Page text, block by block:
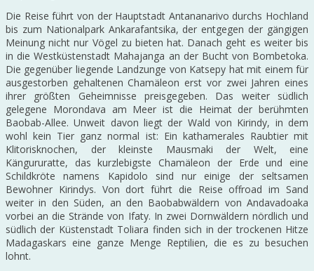
Die Reise führt von der Hauptstadt Antananarivo durchs Hochland
bis zum Nationalpark Ankarafantsika, der entgegen der gängigen
Meinung nicht nur Vögel zu bieten hat. Danach geht es weiter bis
in die Westküstenstadt Mahajanga an der Bucht von Bombetoka.
Die gegenüber liegende Landzunge von Katsepy hat mit einem für
ausgestorben gehaltenen Chamäleon erst vor zwei Jahren eines
ihrer größten Geheimnisse preisgegeben. Das weiter südlich
gelegene Morondava am Meer ist die Heimat der berühmten
Baobab-Allee. Unweit davon liegt der Wald von Kirindy, in dem
wohl kein Tier ganz normal ist: Ein kathamerales Raubtier mit
Klitorisknochen, der kleinste Mausmaki der Welt, eine
Kängururatte, das kurzlebigste Chamäleon der Erde und eine
Schildkröte namens Kapidolo sind nur einige der seltsamen
Bewohner Kirindys. Von dort führt die Reise offroad im Sand
weiter in den Süden, an den Baobabwäldern von Andavadoaka
vorbei an die Strände von Ifaty. In zwei Dornwäldern nördlich und
südlich der Küstenstadt Toliara finden sich in der trockenen Hitze
Madagaskars eine ganze Menge Reptilien, die es zu besuchen
lohnt.